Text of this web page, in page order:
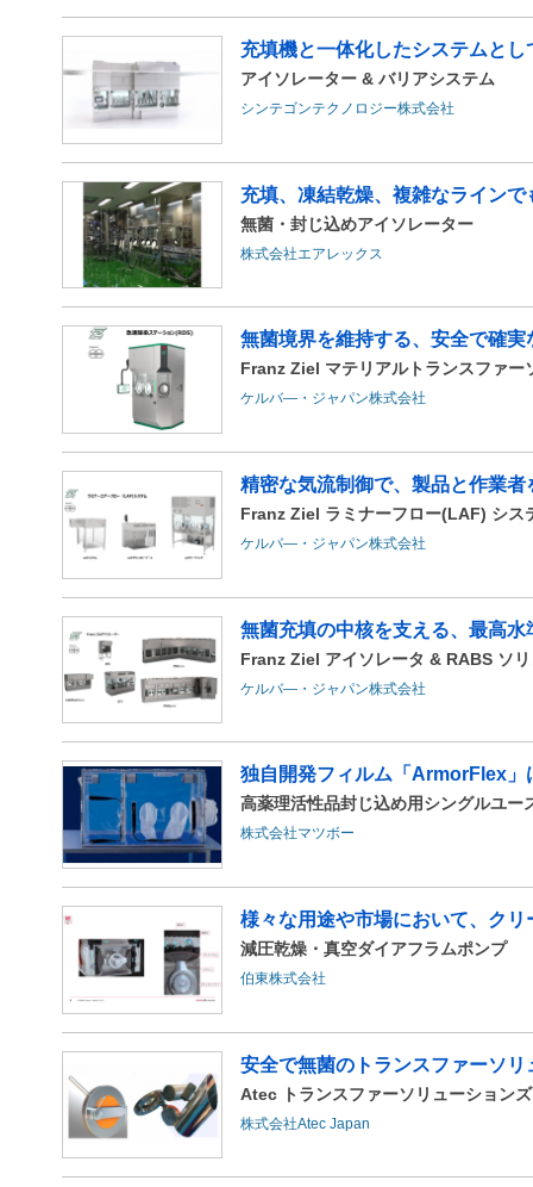
充填機と一体化したシステムと
アイソレーター & バリアシステム
シンテゴンテクノロジー株式会社
充填、凍結乾燥、複雑なライン
無菌・封じ込めアイソレーター
株式会社エアレックス
無菌境界を維持する、安全で確実
Franz Ziel マテリアルトランスファー
ケルバ―・ジャパン株式会社
精密な気流制御で、製品と作業者
Franz Ziel ラミナーフロー(LAF) シス
ケルバ―・ジャパン株式会社
無菌充填の中核を支える、最高水
Franz Ziel アイソレータ & RABS ソ
ケルバ―・ジャパン株式会社
独自開発フィルム「ArmorFlex」
高薬理活性品封じ込め用シングルユ
株式会社マツボー
様々な用途や市場において、ク
減圧乾燥・真空ダイアフラムポンプ
伯東株式会社
安全で無菌のトランスファーソリ
Atec トランスファーソリューション
株式会社Atec Japan